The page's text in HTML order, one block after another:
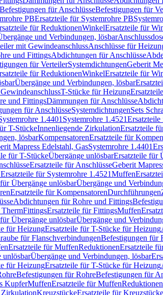
Befestigungen für AnschlüsseBefestigungen für
PBErsatzteile für Systemrohre PB
für ReduktionenWinkelErsatzteile für
und Verbindungen, lösbar
mit GewindeanschlussAnschlüsse für
und FittingsAbdichtungen für Anschlüsse
für VerteilerSystemdichtungenGeberit
für ReduktionenWinkelErsatzteile für
Übergänge und Verbindungen, lösbar
T-Stücke für Heizung
und FittingsDämmungen für Anschlüsse
für AnschlüsseSystemdichtungenSets
1.4401 Systemrohre 1.4521Ersatzteile
T-StückeInnenliegende ZirkulationErsatzteile
lösbarKompensatorenErsatzteile für
Mapress Edelstahl, GasSystemrohre 1.4401
für T-StückeÜbergänge unlösbarErsatzteile für
Ersatzteile für AnschlüsseGeberit
Ersatzteile für Systemrohre 1.4521Muffen
Übergänge unlösbarÜbergänge und
Ersatzteile für KompensatorenDurchführungen
Abdichtungen für Rohre und Fittings
ThermFittingsErsatzteile für FittingsMuffen
Übergänge unlösbarÜbergänge und
für HeizungErsatzteile für T-Stücke für Heizung
für FlanschverbindungenBefestigungen für
Ersatzteile für MuffenReduktionenErsatzteile
unlösbarÜbergänge und Verbindungen, lösbar
für HeizungErsatzteile für T-Stücke für Heizung
Befestigungen für RohreBefestigungen für
KupferMuffenErsatzteile für MuffenReduktionen
ZirkulationKreuzstückeErsatzteile für Kreuzstücke